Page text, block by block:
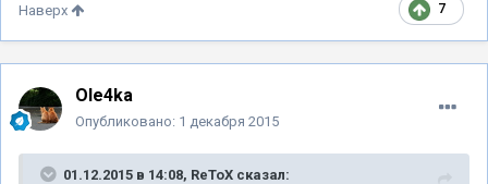
7
Наверх
Ole4ka
Опубликовано: 1 декабря 2015
01.12.2015 в 14:08, ReToX сказал: